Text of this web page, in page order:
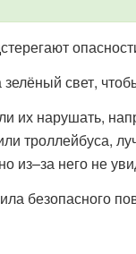
свет,
нарушать,
из–за него не
безопасного